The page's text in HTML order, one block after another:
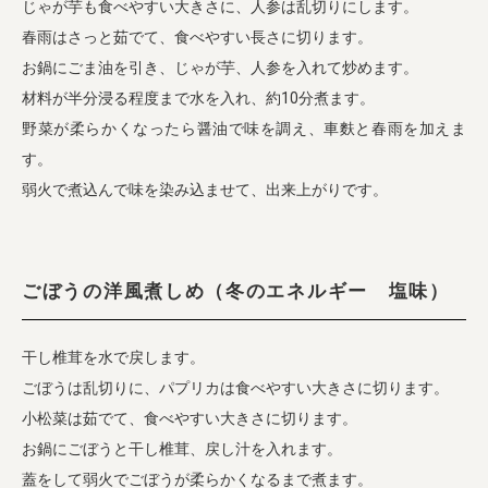
じゃが芋も食べやすい大きさに、人参は乱切りにします。
春雨はさっと茹でて、食べやすい長さに切ります。
お鍋にごま油を引き、じゃが芋、人参を入れて炒めます。
材料が半分浸る程度まで水を入れ、約10分煮ます。
野菜が柔らかくなったら醤油で味を調え、車麩と春雨を加えま
す。
弱火で煮込んで味を染み込ませて、出来上がりです。
ごぼうの洋風煮しめ（冬のエネルギー 塩味）
干し椎茸を水で戻します。
ごぼうは乱切りに、パプリカは食べやすい大きさに切ります。
小松菜は茹でて、食べやすい大きさに切ります。
お鍋にごぼうと干し椎茸、戻し汁を入れます。
蓋をして弱火でごぼうが柔らかくなるまで煮ます。